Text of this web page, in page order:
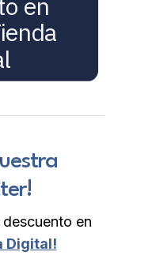
descuento en
Digital!